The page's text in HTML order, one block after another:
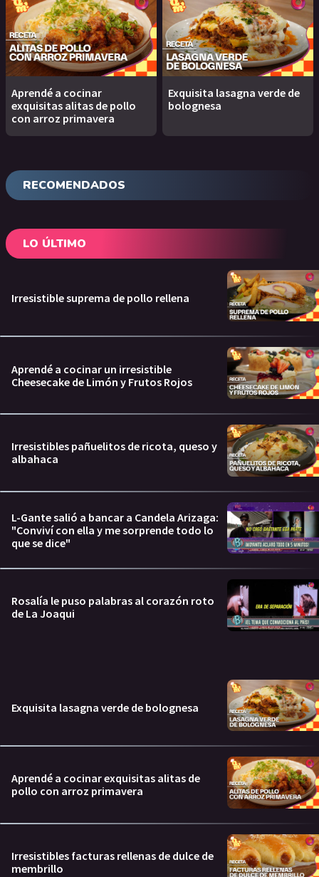
Aprendé a cocinar
exquisitas alitas de pollo
con arroz primavera
Exquisita lasagna verde de
bolognesa
RECOMENDADOS
LO ÚLTIMO
Irresistible suprema de pollo rellena
Aprendé a cocinar un irresistible
Cheesecake de Limón y Frutos Rojos
Irresistibles pañuelitos de ricota, queso y
albahaca
L-Gante salió a bancar a Candela Arizaga:
"Conviví con ella y me sorprende todo lo
que se dice"
Rosalía le puso palabras al corazón roto
de La Joaqui
Exquisita lasagna verde de bolognesa
Aprendé a cocinar exquisitas alitas de
pollo con arroz primavera
Irresistibles facturas rellenas de dulce de
membrillo